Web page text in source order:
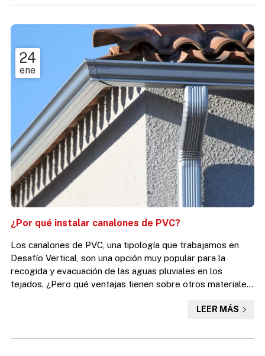
único que debes hacer es continuar leyendo el artículo que
24
ene
¿Por qué instalar canalones de PVC?
Los canalones de PVC, una tipología que trabajamos en
Desafío Vertical, son una opción muy popular para la
recogida y evacuación de las aguas pluviales en los
tejados. ¿Pero qué ventajas tienen sobre otros materiales
expertos en mantenimiento, reparación y limpieza de
explicamos por qué instalar canalones de PVC en tu
LEER MÁS